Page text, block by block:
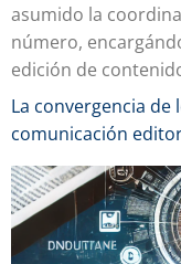
asumido la
número,
edición de
La convergencia
comunicación